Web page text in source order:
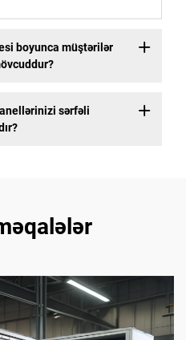
boyunca müştərilər
sərfəli